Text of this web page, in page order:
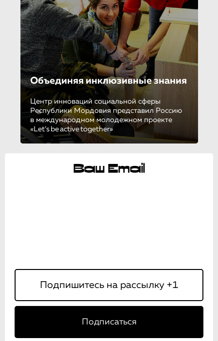
Объединяя инклюзивные знания
Центр инноваций социальной сферы
Республики Мордовия представил Россию
в международном молодежном проекте
«Let’s be active together»
Ваш Email
Подписаться